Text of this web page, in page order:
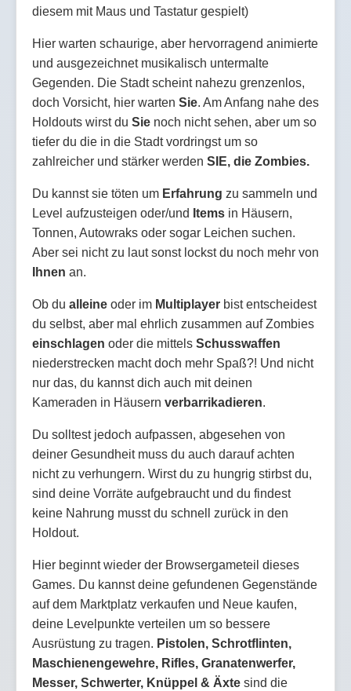
diesem mit Maus und Tastatur gespielt)
Hier warten schaurige, aber hervorragend animierte
und ausgezeichnet musikalisch untermalte
Gegenden. Die Stadt scheint nahezu grenzenlos,
doch Vorsicht, hier warten Sie. Am Anfang nahe des
Holdouts wirst du Sie noch nicht sehen, aber um so
tiefer du die in die Stadt vordringst um so
zahlreicher und stärker werden SIE, die Zombies.
Du kannst sie töten um Erfahrung zu sammeln und
Level aufzusteigen oder/und Items in Häusern,
Tonnen, Autowraks oder sogar Leichen suchen.
Aber sei nicht zu laut sonst lockst du noch mehr von
Ihnen an.
Ob du alleine oder im Multiplayer bist entscheidest
du selbst, aber mal ehrlich zusammen auf Zombies
einschlagen oder die mittels Schusswaffen
niederstrecken macht doch mehr Spaß?! Und nicht
nur das, du kannst dich auch mit deinen
Kameraden in Häusern verbarrikadieren.
Du solltest jedoch aufpassen, abgesehen von
deiner Gesundheit muss du auch darauf achten
nicht zu verhungern. Wirst du zu hungrig stirbst du,
sind deine Vorräte aufgebraucht und du findest
keine Nahrung musst du schnell zurück in den
Holdout.
Hier beginnt wieder der Browsergameteil dieses
Games. Du kannst deine gefundenen Gegenstände
auf dem Marktplatz verkaufen und Neue kaufen,
deine Levelpunkte verteilen um so bessere
Ausrüstung zu tragen. Pistolen, Schrotflinten,
Maschienengewehre, Rifles, Granatenwerfer,
Messer, Schwerter, Knüppel & Äxte sind die